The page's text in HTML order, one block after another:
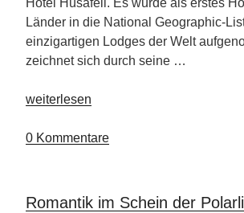
Hotel Húsafell. Es wurde als erstes
Länder in die National Geographic-
einzigartigen Lodges der Welt
zeichnet sich durch seine …
„Hotel
weiterlesen
0 Kommentare
Romantik im Schein der